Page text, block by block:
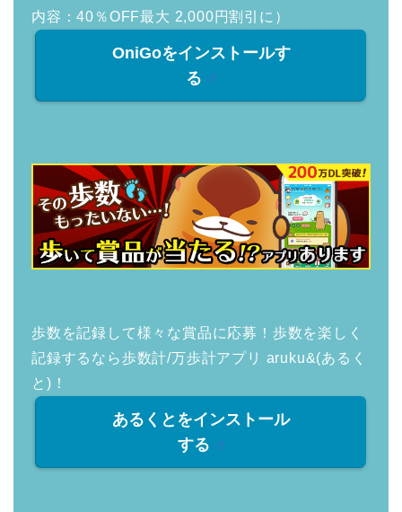
内容：40％OFF最大 2,000円割引に）
OniGoをインストールす
る
歩数を記録して様々な賞品に応募！歩数を楽しく
記録するなら歩数計/万歩計アプリ aruku&(あるく
と)！
あるくとをインストール
する